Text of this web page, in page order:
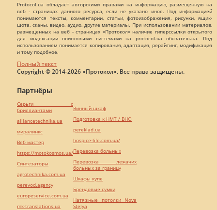
Protocol.ua обладает авторскими правами на информацию, размещенную на
веб - страницах данного ресурса, если не указано иное. Под информацией
понимаются тексты, комментарии, статьи, фотоизображения, рисунки, ящик-
шота, сканы, видео, аудио, другие материалы. При использовании материалов,
размещенных на веб - страницах «Протокол» наличие гиперссылки открытого
для индексации поисковыми системами на protocol.ua обязательна. Под
использованием понимается копирования, адаптация, рерайтинг, модификация
и тому подобное.
Полный текст
Copyright © 2014-2026 «Протокол». Все права защищены.
Партнёры
Серьги с
бриллиантами
alliancetechnika.ua
миралинкс
Веб мастер
https://motokosmos.ua/
Синтезаторы
agrotechnika.com.ua
perevod.agency
europeservice.com.ua
mk-translations.ua
Винный шкаф
Подготовка к НМТ / ВНО
pereklad.ua
hospice-life.com.ua/
Перевозка больных
Перевозка лежачих
больных за границу
Шкафы купе
Брендовые сумки
Натяжные потолки Nova
Stelya